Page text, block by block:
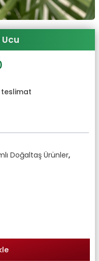
fiyat:
teslimat
Doğaltaş Ürünler,